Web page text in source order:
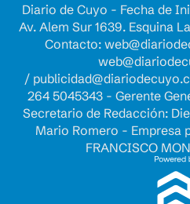
Diario de Cuyo - Fecha de
Av. Alem Sur 1639. Esquina
Contacto:
/
264 5045343 - Gerente
Secretario de Redacción:
Mario Romero - Empresa
FRANCISCO